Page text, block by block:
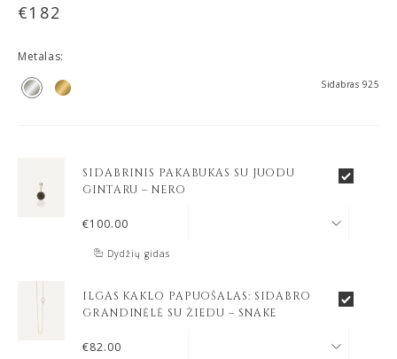
€182
Metalas:
Sidabras 925
SIDABRINIS PAKABUKAS SU JUODU
GINTARU – NERO
€100.00
Dydžių gidas
ILGAS KAKLO PAPUOŠALAS: SIDABRO
GRANDINĖLĖ SU ŽIEDU – SNAKE
€82.00